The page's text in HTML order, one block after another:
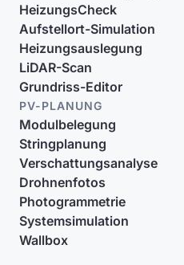
HeizungsCheck
Aufstellort-Simulation
Heizungsauslegung
LiDAR-Scan
Grundriss-Editor
PV-PLANUNG
Modulbelegung
Stringplanung
Verschattungsanalyse
Drohnenfotos
Photogrammetrie
Systemsimulation
Wallbox